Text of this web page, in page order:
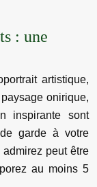
: une
artistique,
onirique,
inspirante sont
garde à votre
admirez peut être
au moins 5